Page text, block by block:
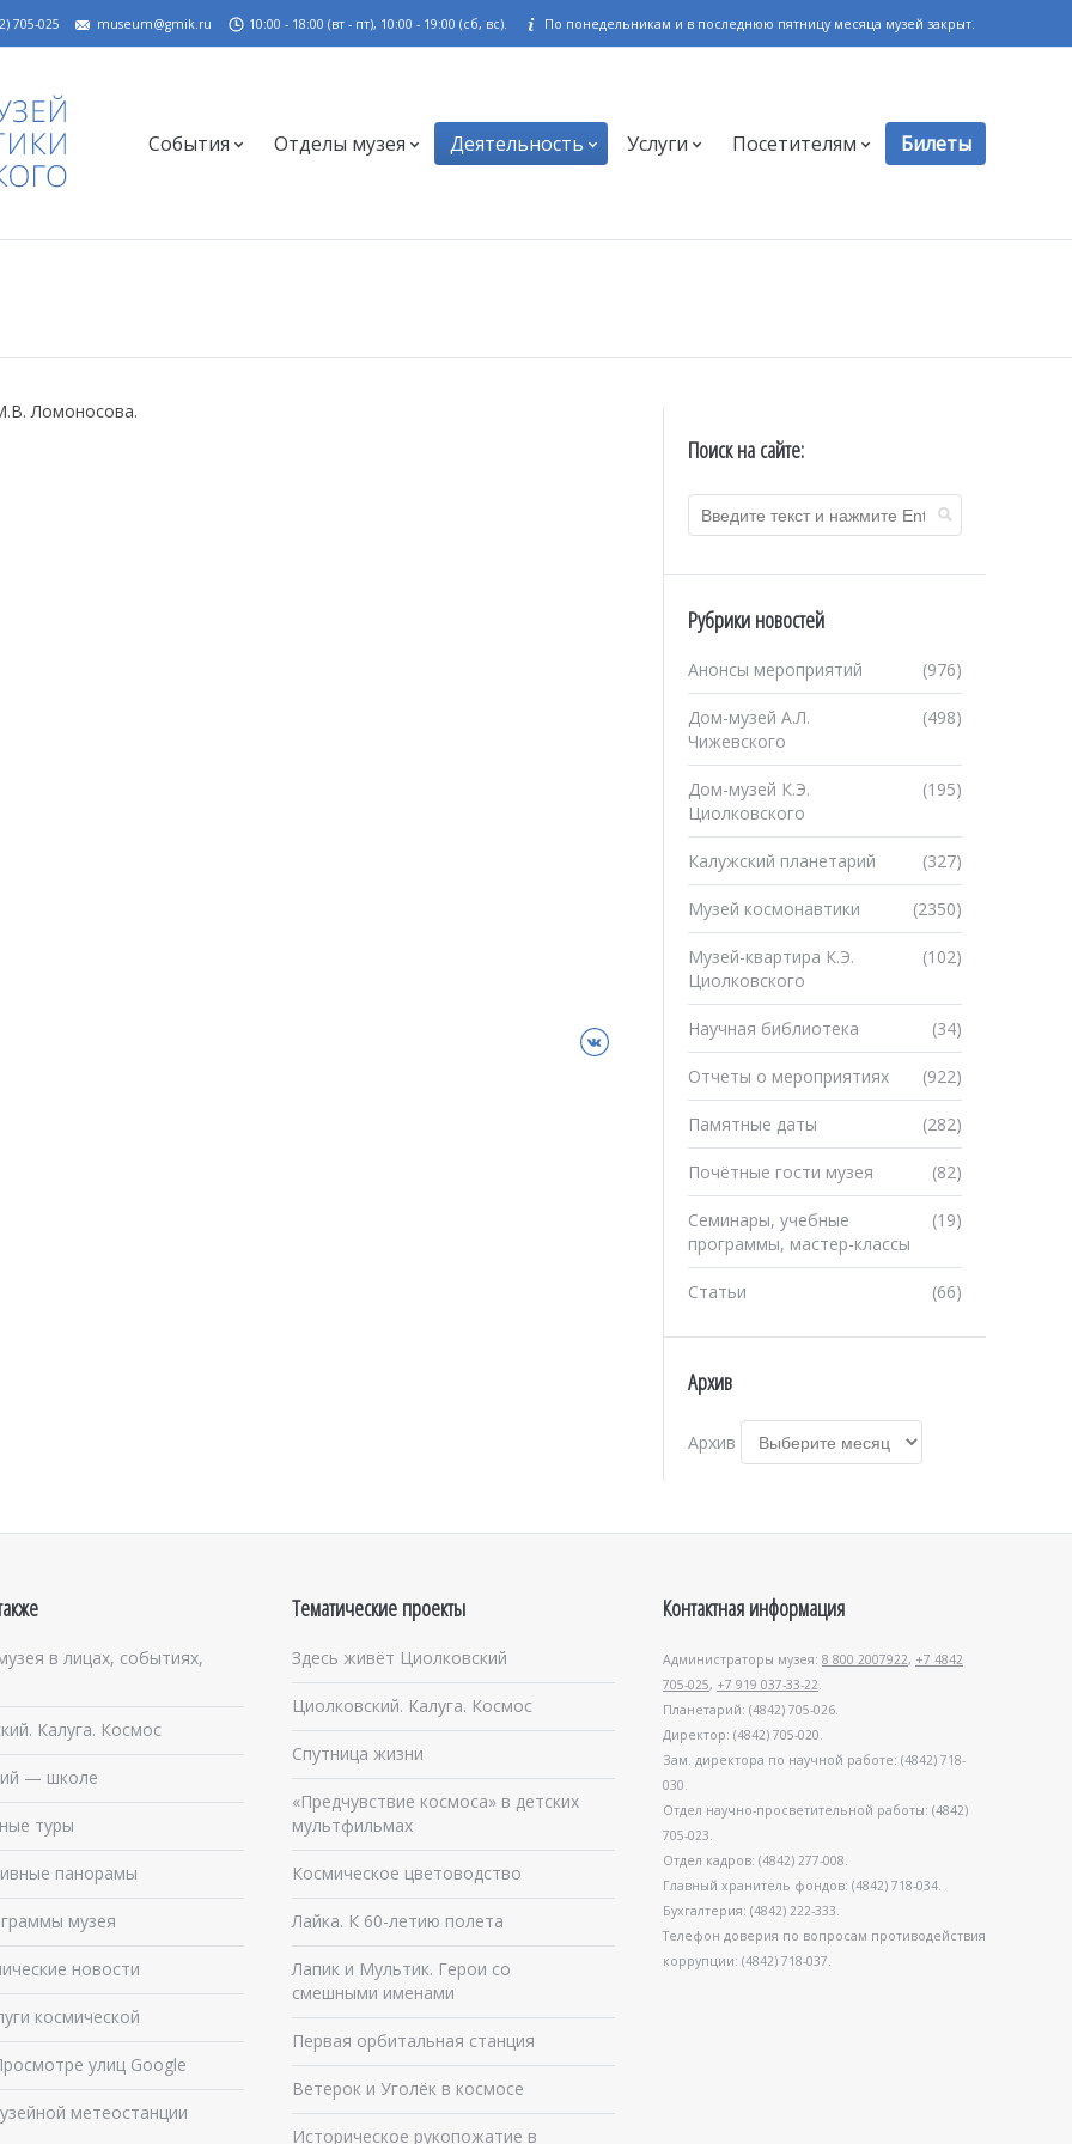
705-025 museum@gmik.ru 10:00 - 18:00 (вт - пт), 10:00 - 19:00 (сб, вс). По понедельникам и в последнюю пятницу месяца музей закрыт.
События Отделы музея Деятельность Услуги Посетителям Билеты
Ломоносова.
ВКонтакте
Поиск на сайте:
Рубрики новостей
(976)
Анонсы мероприятий
(498)
Дом-музей А.Л.
Чижевского
(195)
Дом-музей К.Э.
Циолковского
(327)
Калужский планетарий
(2350)
Музей космонавтики
(102)
Музей-квартира К.Э.
Циолковского
(34)
Научная библиотека
(922)
Отчеты о мероприятиях
(282)
Памятные даты
(82)
Почётные гости музея
(19)
Семинары, учебные
программы, мастер-классы
(66)
Статьи
Архив
Архив
в лицах, событиях,
Калуга. Космос
— школе
туры
панорамы
музея
новости
космической
улиц Google
метеостанции
Тематические проекты
Здесь живёт Циолковский
Циолковский. Калуга. Космос
Спутница жизни
«Предчувствие космоса» в детских
мультфильмах
Космическое цветоводство
Лайка. К 60-летию полета
Лапик и Мультик. Герои со
смешными именами
Первая орбитальная станция
Ветерок и Уголёк в космосе
Историческое рукопожатие в
Контактная информация
Администраторы музея: 8 800 2007922, +7 4842
705-025, +7 919 037-33-22.
Планетарий: (4842) 705-026.
Директор: (4842) 705-020.
Зам. директора по научной работе: (4842) 718-
030.
Отдел научно-просветительной работы: (4842)
705-023.
Отдел кадров: (4842) 277-008.
Главный хранитель фондов: (4842) 718-034.
Бухгалтерия: (4842) 222-333.
Телефон доверия по вопросам противодействия
коррупции: (4842) 718-037.